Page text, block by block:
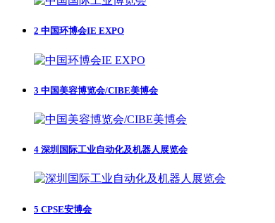
2 中国环博会IE EXPO
3 中国美容博览会/CIBE美博会
4 深圳国际工业自动化及机器人展览会
5 CPSE安博会